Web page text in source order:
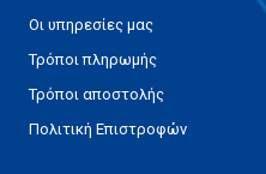
Οι υπηρεσίες μας
Τρόποι πληρωμής
Τρόποι αποστολής
Πολιτική Επιστροφών